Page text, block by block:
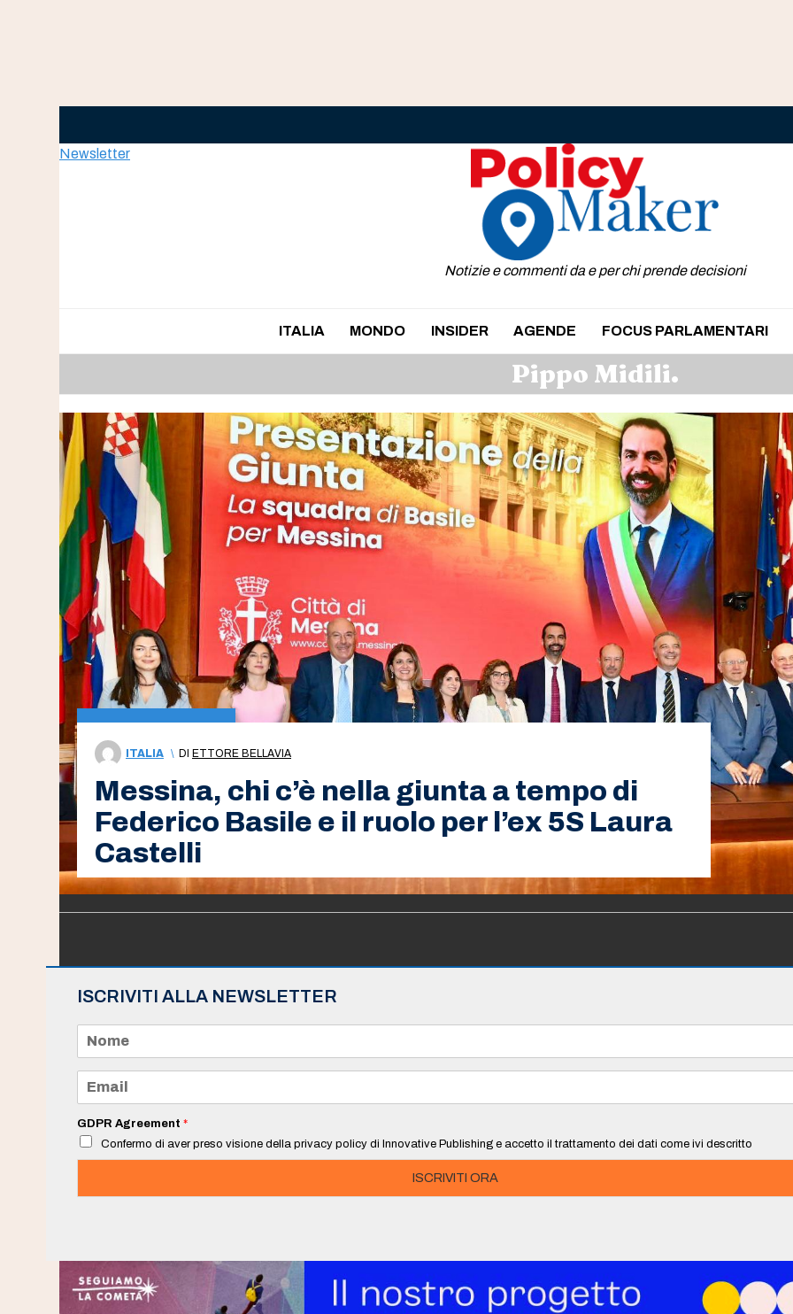
Newsletter
Notizie e commenti da e per chi prende decisioni
ITALIA MONDO INSIDER AGENDE FOCUS PARLAMENTARI
Pippo Midili.
ITALIA \ DI ETTORE BELLAVIA
Messina, chi c’è nella giunta a tempo di
Federico Basile e il ruolo per l’ex 5S Laura
Castelli
ISCRIVITI ALLA NEWSLETTER
m
e
a
i
*
GDPR Agreement *
Confermo di aver preso visione della privacy policy di Innovative Publishing e accetto il trattamento dei dati come ivi descritto
ISCRIVITI ORA